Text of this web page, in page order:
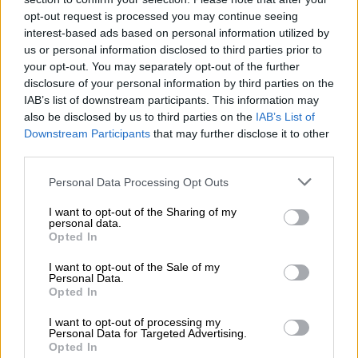
opt-out request is processed you may continue seeing
interest-based ads based on personal information utilized by
us or personal information disclosed to third parties prior to
your opt-out. You may separately opt-out of the further
disclosure of your personal information by third parties on the
IAB’s list of downstream participants. This information may
also be disclosed by us to third parties on the IAB’s List of
Downstream Participants that may further disclose it to other
Personal Data Processing Opt Outs
I want to opt-out of the Sharing of my
personal data.
Opted In
I want to opt-out of the Sale of my
Personal Data.
Opted In
I want to opt-out of processing my
Personal Data for Targeted Advertising.
Opted In
El Conflicto de Oriente Medio:
Un Nuevo Orden Autoritario
en Construcción
Por
Álvaro Frutos Rosado y Gabinete
Reconquista leonesa
Clara Campoamor: Mi sueño,
mi pesadilla
NOTICIAS MAS VISTAS